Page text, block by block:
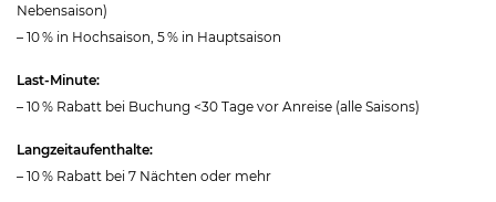
Nebensaison)
– 10 % in Hochsaison, 5 % in Hauptsaison
Last-Minute:
– 10 % Rabatt bei Buchung <30 Tage vor Anreise (alle Saisons)
Langzeitaufenthalte:
– 10 % Rabatt bei 7 Nächten oder mehr